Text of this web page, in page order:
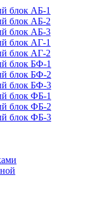
блок АБ-1
блок АБ-2
блок АБ-3
блок АГ-1
блок АГ-2
блок БФ-1
блок БФ-2
блок БФ-3
блок ФБ-1
блок ФБ-2
блок ФБ-3